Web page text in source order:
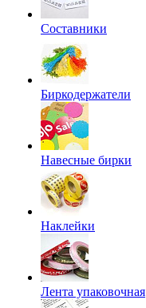
Составники
Биркодержатели
Навесные бирки
Наклейки
Лента упаковочная